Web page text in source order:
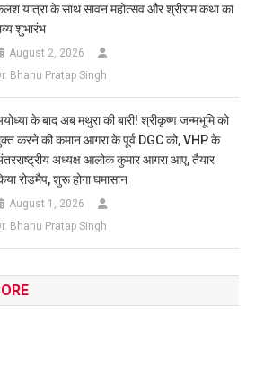
यात्रा के साथ सावन महोत्सव और श्रीराम कथा का
शुभारंभ
August 2, 2026
Bhanu Pratap Singh
के बाद अब मथुरा की बारी! श्रीकृष्ण जन्मभूमि को
करने की कमान आगरा के पूर्व DGC को, VHP के
अध्यक्ष आलोक कुमार आगरा आए, तैयार
रोडमैप, शुरू होगा घमासान
August 1, 2026
Bhanu Pratap Singh